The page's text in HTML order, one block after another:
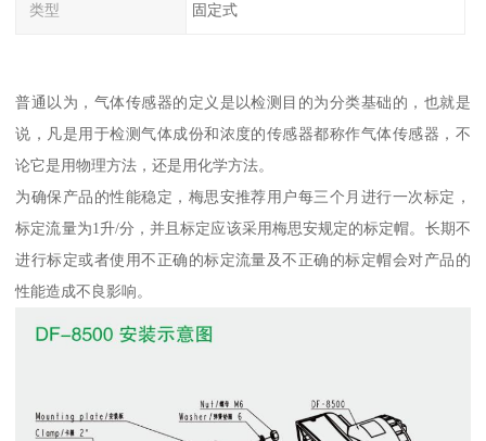
类型 固定式
普通以为，气体传感器的定义是以检测目的为分类基础的，也就是
说，凡是用于检测气体成份和浓度的传感器都称作气体传感器，不
论它是用物理方法，还是用化学方法。
为确保产品的性能稳定，梅思安推荐用户每三个月进行一次标定，
标定流量为1升/分，并且标定应该采用梅思安规定的标定帽。长期不
进行标定或者使用不正确的标定流量及不正确的标定帽会对产品的
性能造成不良影响。